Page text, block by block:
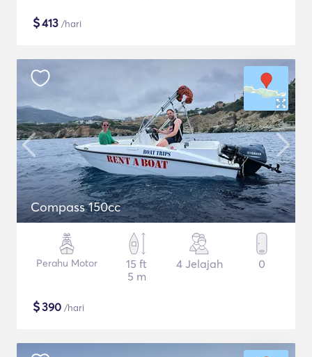
$413 /hari
Compass 150cc
Perahu Motor
15 ft
5 m
4 Jelajah 0
$390 /hari